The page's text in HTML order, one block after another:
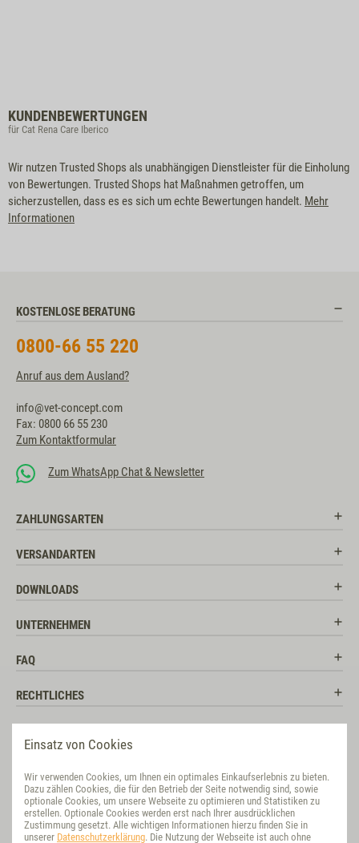
Einsatz von Cookies
Wir verwenden Cookies, um Ihnen ein optimales Einkaufserlebnis zu bieten.
Dazu zählen Cookies, die für den Betrieb der Seite notwendig sind, sowie
optionale Cookies, um unsere Webseite zu optimieren und Statistiken zu
erstellen. Optionale Cookies werden erst nach Ihrer ausdrücklichen
Zustimmung gesetzt. Alle wichtigen Informationen hierzu finden Sie in
unserer Datenschutzerklärung. Die Nutzung der Webseite ist auch ohne
KUNDENBEWERTUNGEN
für Cat Rena Care Iberico
Wir nutzen Trusted Shops als unabhängigen Dienstleister für die Einholung
von Bewertungen. Trusted Shops hat Maßnahmen getroffen, um
sicherzustellen, dass es es sich um echte Bewertungen handelt. Mehr
Informationen
KOSTENLOSE BERATUNG
0800-66 55 220
Anruf aus dem Ausland?
info@vet-concept.com
Fax: 0800 66 55 230
Zum Kontaktformular
Zum WhatsApp Chat & Newsletter
ZAHLUNGSARTEN
VERSANDARTEN
DOWNLOADS
UNTERNEHMEN
FAQ
RECHTLICHES
BEWERTUNG
VET-CONCEPT INTERNATIONAL